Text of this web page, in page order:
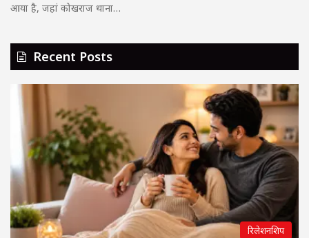
आया है, जहां कोखराज थाना…
Recent Posts
रिलेशनशिप